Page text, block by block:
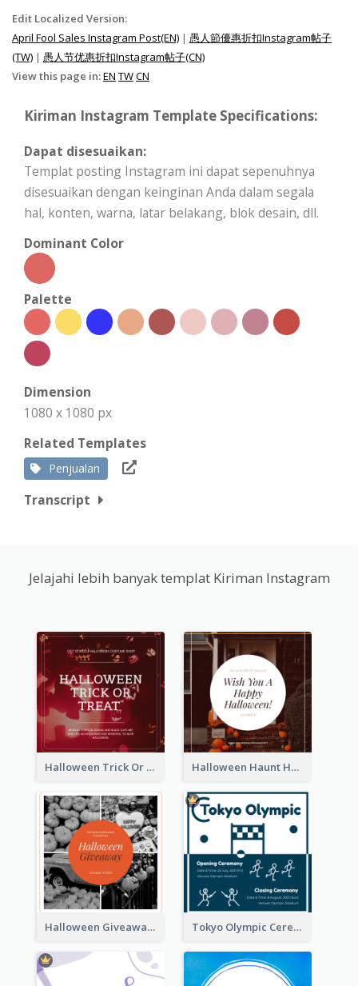
Edit Localized Version:
April Fool Sales Instagram Post(EN) | 愚人節優惠折扣Instagram帖子
(TW) | 愚人节优惠折扣Instagram帖子(CN)
View this page in:EN TWCN
Kiriman Instagram Template Specifications:
Dapat disesuaikan:
Templat posting Instagram ini dapat sepenuhnya
disesuaikan dengan keinginan Anda dalam segala
hal, konten, warna, latar belakang, blok desain, dll.
Dominant Color
Palette
Dimension
1080 x 1080 px
Related Templates
Penjualan
Transcript
Jelajahi lebih banyak templat Kiriman Instagram
Halloween Trick Or Treat Instagram Post Halloween Haunt House Instagram Post
Halloween Giveaway Instagram Post Tokyo Olympic Ceremony Instagram Post